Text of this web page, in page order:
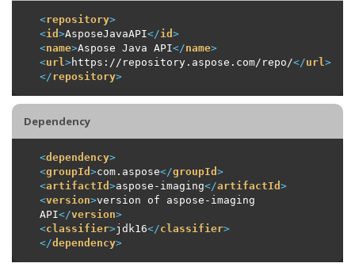
<repository>
<id >AsposeJavaAPI</id >
<name>Aspose Java API</name>
<url >https://repository.aspose.com/repo/</url >
</repository>
Dependency
<dependency>
<groupId >com.aspose</groupId >
<artifactId >aspose-imaging</artifactId >
<version>version of aspose-imaging
API</version>
<classifier>jdk16</classifier>
</dependency>